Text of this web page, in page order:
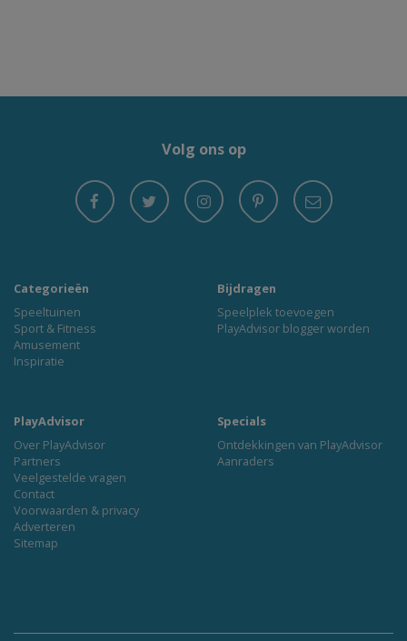
Volg ons op
Categorieën
Speeltuinen
Sport & Fitness
Amusement
Inspiratie
Bijdragen
Speelplek toevoegen
PlayAdvisor blogger worden
PlayAdvisor
Over PlayAdvisor
Partners
Veelgestelde vragen
Contact
Voorwaarden & privacy
Adverteren
Sitemap
Specials
Ontdekkingen van PlayAdvisor
Aanraders